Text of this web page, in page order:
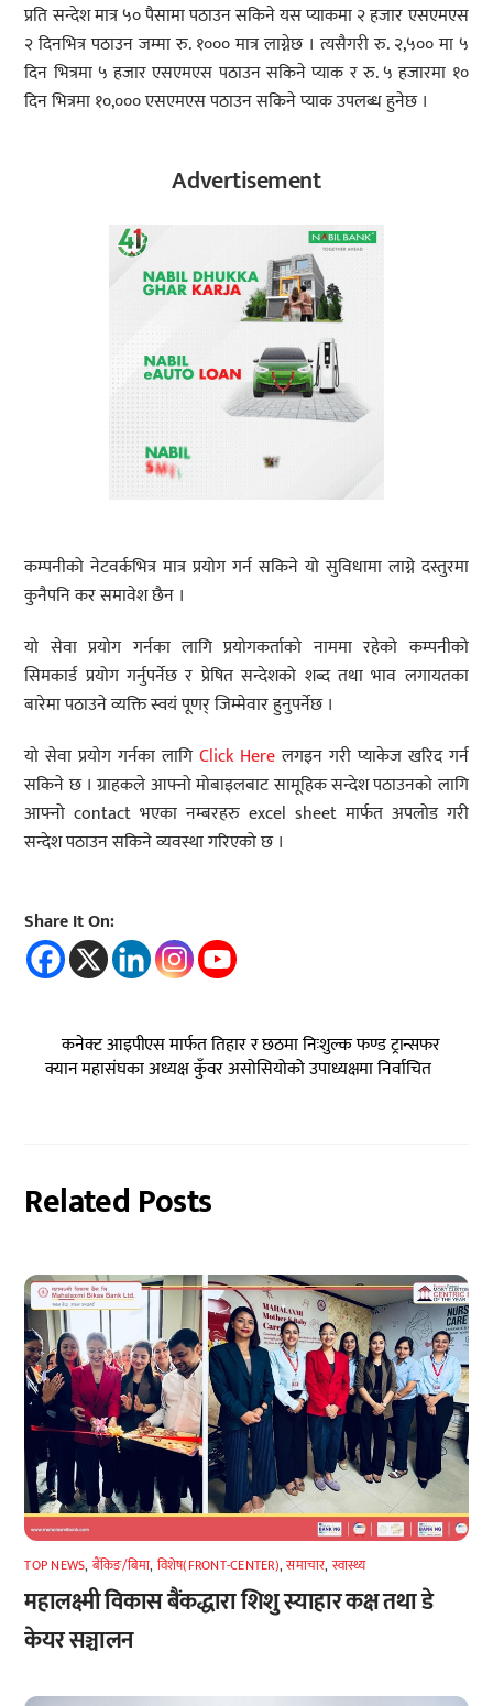
प्रति सन्देश मात्र ५० पैसामा पठाउन सकिने यस प्याकमा २ हजार एसएमएस
२ दिनभित्र पठाउन जम्मा रु. १००० मात्र लाग्नेछ । त्यसैगरी रु. २,५०० मा ५
दिन भित्रमा ५ हजार एसएमएस पठाउन सकिने प्याक र रु. ५ हजारमा १०
दिन भित्रमा १०,००० एसएमएस पठाउन सकिने प्याक उपलब्ध हुनेछ ।
Advertisement
कम्पनीको नेटवर्कभित्र मात्र प्रयोग गर्न सकिने यो सुविधामा लाग्ने दस्तुरमा
कुनैपनि कर समावेश छैन ।
यो सेवा प्रयोग गर्नका लागि प्रयोगकर्ताको नाममा रहेको कम्पनीको
सिमकार्ड प्रयोग गर्नुपर्नेछ र प्रेषित सन्देशको शब्द तथा भाव लगायतका
बारेमा पठाउने व्यक्ति स्वयं पूणर् जिम्मेवार हुनुपर्नेछ ।
यो सेवा प्रयोग गर्नका लागिClick Hereलगइन गरी प्याकेज खरिद गर्न
सकिने छ । ग्राहकले आफ्नो मोबाइलबाट सामूहिक सन्देश पठाउनको लागि
आफ्नो contact भएका नम्बरहरु excel sheet मार्फत अपलोड गरी
सन्देश पठाउन सकिने व्यवस्था गरिएको छ ।
Share It On:
कनेक्ट आइपीएस मार्फत तिहार र छठमा निःशुल्क फण्ड ट्रान्सफर
क्यान महासंघका अध्यक्ष कुँवर असोसियोको उपाध्यक्षमा निर्वाचित
Related Posts
TOP NEWS, बैंकिङ/बिमा, विशेष(FRONT-CENTER),समाचार, स्वास्थ्य
महालक्ष्मी विकास बैंकद्धारा शिशु स्याहार कक्ष तथा डे
केयर सञ्चालन